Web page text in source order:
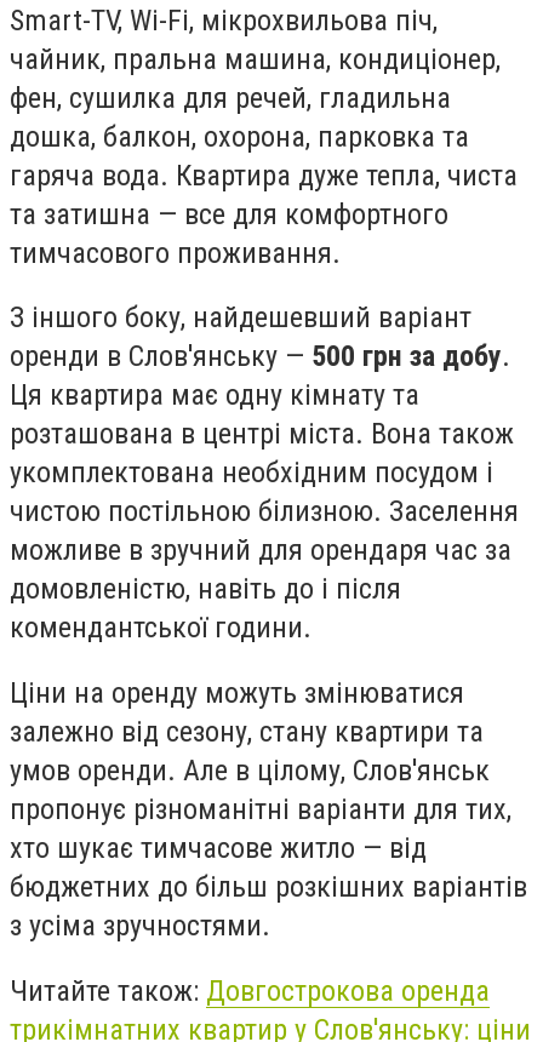
Smart-TV, Wi-Fi, мікрохвильова піч,
чайник, пральна машина, кондиціонер,
фен, сушилка для речей, гладильна
дошка, балкон, охорона, парковка та
гаряча вода. Квартира дуже тепла, чиста
та затишна — все для комфортного
тимчасового проживання.
З іншого боку, найдешевший варіант
оренди в Слов'янську — 500 грн за добу.
Ця квартира має одну кімнату та
розташована в центрі міста. Вона також
укомплектована необхідним посудом і
чистою постільною білизною. Заселення
можливе в зручний для орендаря час за
домовленістю, навіть до і після
комендантської години.
Ціни на оренду можуть змінюватися
залежно від сезону, стану квартири та
умов оренди. Але в цілому, Слов'янськ
пропонує різноманітні варіанти для тих,
хто шукає тимчасове житло — від
бюджетних до більш розкішних варіантів
з усіма зручностями.
Читайте також: Довгострокова оренда
трикімнатних квартир у Слов'янську: ціни